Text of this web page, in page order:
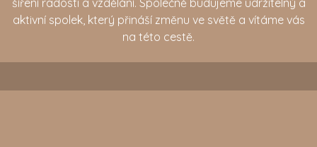
šíření radosti a vzdělání. Společně budujeme udržitelný a
aktivní spolek, který přináší změnu ve světě a vítáme vás
na této cestě.